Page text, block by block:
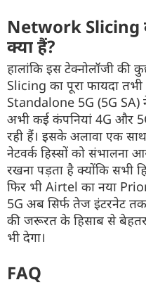
Network Slicing
क्या हैं?
हालांकि इस टेक्नोलॉजी की
Slicing का पूरा फायदा
Standalone 5G (5G SA)
अभी कई कंपनियां 4G और
रही हैं। इसके अलावा एक
नेटवर्क हिस्सों को संभालना
रखना पड़ता है क्योंकि सभी
फिर भी Airtel का नया
5G अब सिर्फ तेज इंटरनेट तक
की जरूरत के हिसाब से बेहतर
भी देगा।
FAQ